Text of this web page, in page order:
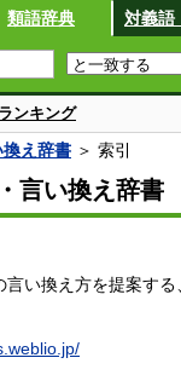
類語辞典 対義語
ランキング
え辞書 ＞ 索引
言い換え辞書
言い換え方を提案す